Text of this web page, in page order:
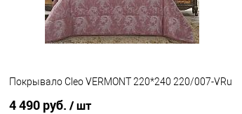
Покрывало Cleo VERMONT 220*240 220/007-VRu
4 490 руб. / шт